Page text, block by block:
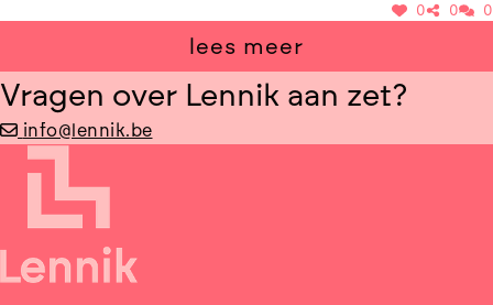
0 0 0
lees meer
Vragen over Lennik aan zet?
info@lennik.be